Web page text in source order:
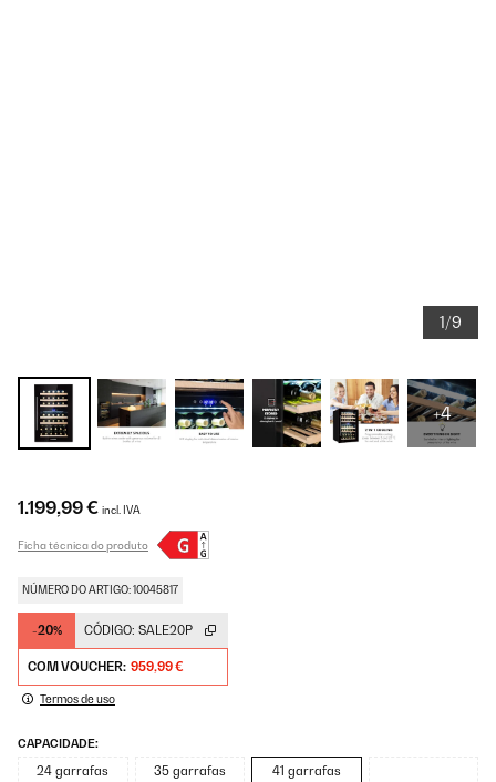
1/9
+4
1.199,99 € incl. IVA
Ficha técnica do produto
NÚMERO DO ARTIGO: 10045817
-20% CÓDIGO: SALE20P
COM VOUCHER: 959,99 €
Termos de uso
CAPACIDADE:
24 garrafas 35 garrafas 41 garrafas